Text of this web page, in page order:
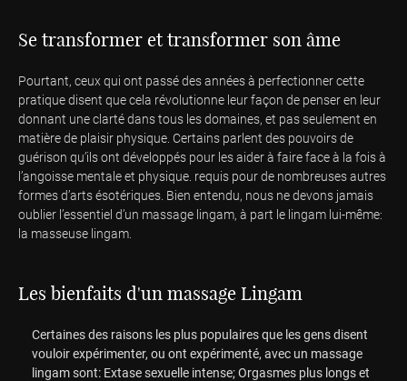
Se transformer et transformer son âme
Pourtant, ceux qui ont passé des années à perfectionner cette
pratique disent que cela révolutionne leur façon de penser en leur
donnant une clarté dans tous les domaines, et pas seulement en
matière de plaisir physique. Certains parlent des pouvoirs de
guérison qu’ils ont développés pour les aider à faire face à la fois à
l’angoisse mentale et physique. requis pour de nombreuses autres
formes d’arts ésotériques. Bien entendu, nous ne devons jamais
oublier l’essentiel d’un massage lingam, à part le lingam lui-même:
la masseuse lingam.
Les bienfaits d'un massage Lingam
Certaines des raisons les plus populaires que les gens disent
vouloir expérimenter, ou ont expérimenté, avec un massage
lingam sont: Extase sexuelle intense; Orgasmes plus longs et